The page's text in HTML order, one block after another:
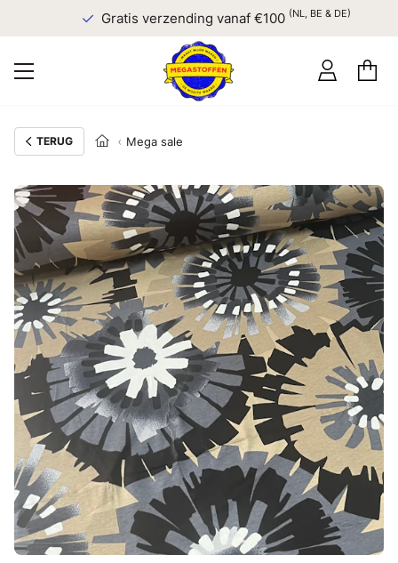
Gratis verzending vanaf €100(NL, BE & DE)
TERUG Mega sale